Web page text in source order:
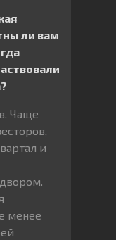
ли вам
Чаще
и
менее